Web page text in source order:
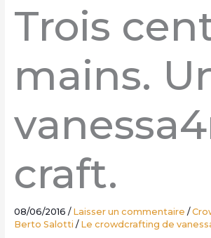
Trois
mains.
craft.
08/06/2016 / Laisser un commentaire /
Berto Salotti / Le crowdcrafting de